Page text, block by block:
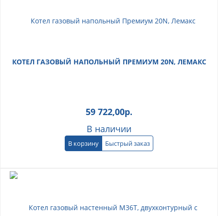
КОТЕЛ ГАЗОВЫЙ НАПОЛЬНЫЙ ПРЕМИУМ 20N, ЛЕМАКС
59 722,00р.
В наличии
В корзину Быстрый заказ